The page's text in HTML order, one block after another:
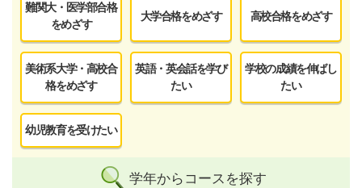
難関大・医学部合格
をめざす
大学合格をめざす 高校合格をめざす
美術系大学・高校合
格をめざす
英語・英会話を学び
たい
学校の成績を伸ばし
たい
幼児教育を受けたい
学年からコースを探す